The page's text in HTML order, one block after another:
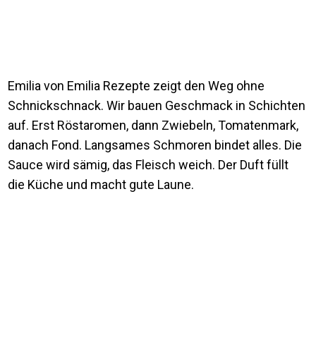
Emilia von Emilia Rezepte zeigt den Weg ohne
Schnickschnack. Wir bauen Geschmack in Schichten
auf. Erst Röstaromen, dann Zwiebeln, Tomatenmark,
danach Fond. Langsames Schmoren bindet alles. Die
Sauce wird sämig, das Fleisch weich. Der Duft füllt
die Küche und macht gute Laune.